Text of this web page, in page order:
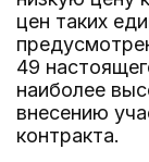
цен таких
49
наиболее
внесению
контракта.